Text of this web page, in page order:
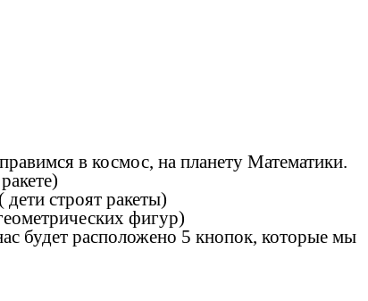
в космос, на планету Математики.
строят ракеты)
фигур)
будет расположено 5 кнопок, которые мы